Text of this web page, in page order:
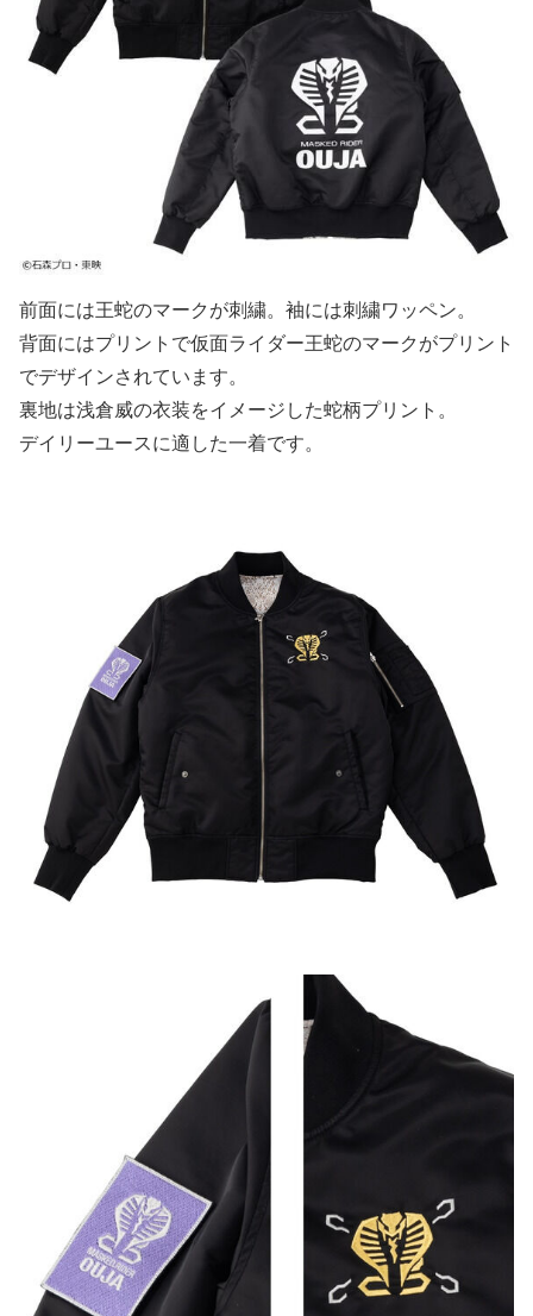
前面には王蛇のマークが刺繍。袖には刺繍ワッペン。
背面にはプリントで仮面ライダー王蛇のマークがプリント
でデザインされています。
裏地は浅倉威の衣装をイメージした蛇柄プリント。
デイリーユースに適した一着です。